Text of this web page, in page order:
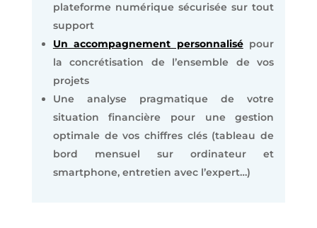
plateforme numérique sécurisée sur tout
support
Un accompagnement personnalisépour
la concrétisation de l’ensemble de vos
projets
Une analyse pragmatique de votre
situation financière pour une gestion
optimale de vos chiffres clés (tableau de
bord mensuel sur ordinateur et
smartphone, entretien avec l’expert…)